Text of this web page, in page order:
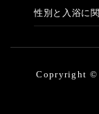
性別と入浴に
Copryright ©